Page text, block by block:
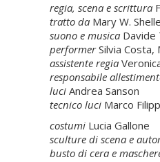
regia, scena e scrittura
tratto da Mary W.
suono e musica Davide
performerSilvia Costa,
assistente regia
responsabile
luci Andrea Sanson
tecnico luci Marco
costumi Lucia Gallone
sculture di scena e
busto di cera e